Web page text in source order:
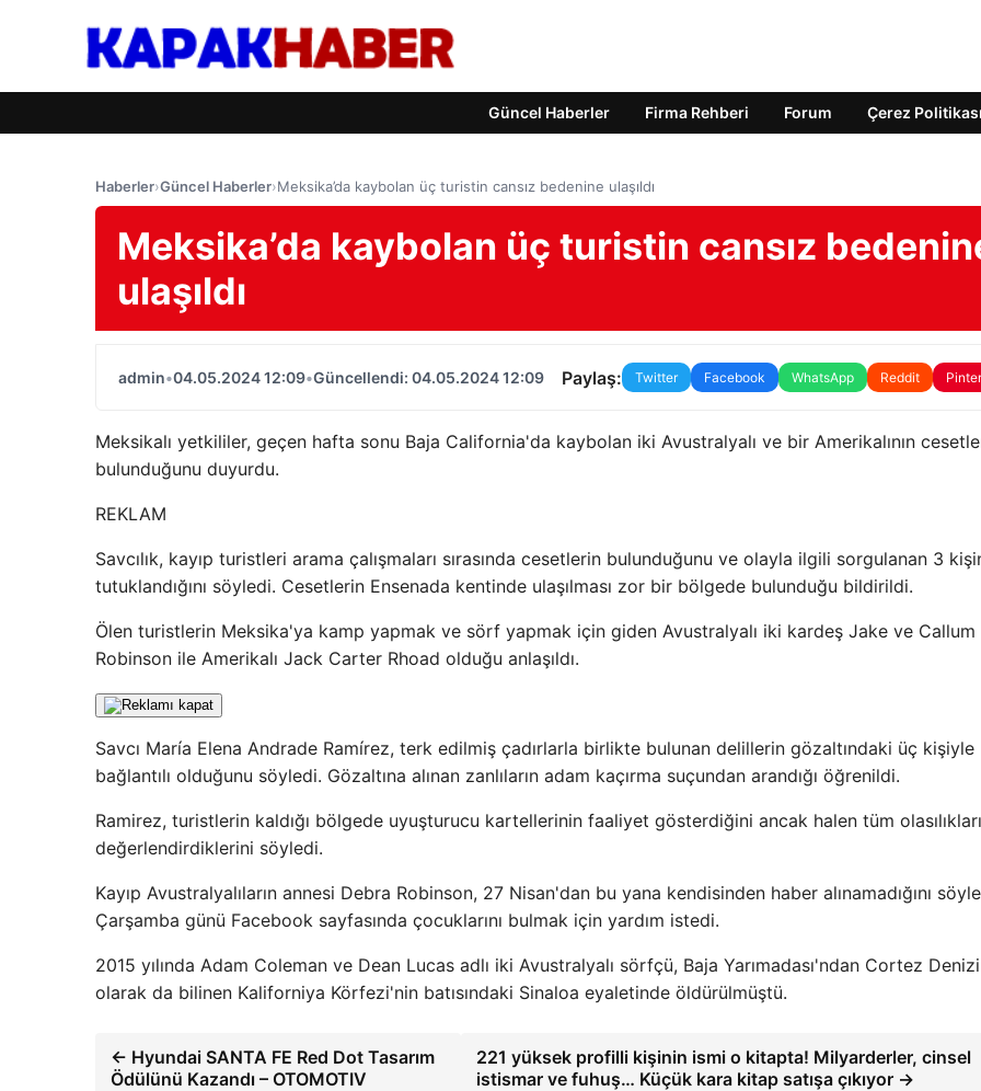
Güncel Haberler Firma Rehberi Forum Çerez Politikası
Haberler›Güncel Haberler›Meksika’da kaybolan üç turistin cansız bedenine ulaşıldı
Meksika’da kaybolan üç turistin cansız
ulaşıldı
admin•04.05.2024 12:09•Güncellendi: 04.05.2024 12:09 Paylaş: Twitter Facebook WhatsApp Reddit
Meksikalı yetkililer, geçen hafta sonu Baja California'da kaybolan iki Avustralyalı ve bir Amerikalının
bulunduğunu duyurdu.
REKLAM
Savcılık, kayıp turistleri arama çalışmaları sırasında cesetlerin bulunduğunu ve olayla ilgili sorgulanan 3
tutuklandığını söyledi. Cesetlerin Ensenada kentinde ulaşılması zor bir bölgede bulunduğu bildirildi.
Ölen turistlerin Meksika'ya kamp yapmak ve sörf yapmak için giden Avustralyalı iki kardeş Jake ve Callum
Robinson ile Amerikalı Jack Carter Rhoad olduğu anlaşıldı.
Savcı María Elena Andrade Ramírez, terk edilmiş çadırlarla birlikte bulunan delillerin gözaltındaki üç kişiyle
bağlantılı olduğunu söyledi. Gözaltına alınan zanlıların adam kaçırma suçundan arandığı öğrenildi.
Ramirez, turistlerin kaldığı bölgede uyuşturucu kartellerinin faaliyet gösterdiğini ancak halen tüm olasılıkları
değerlendirdiklerini söyledi.
Kayıp Avustralyalıların annesi Debra Robinson, 27 Nisan'dan bu yana kendisinden haber alınamadığını
Çarşamba günü Facebook sayfasında çocuklarını bulmak için yardım istedi.
2015 yılında Adam Coleman ve Dean Lucas adlı iki Avustralyalı sörfçü, Baja Yarımadası'ndan Cortez Denizi
olarak da bilinen Kaliforniya Körfezi'nin batısındaki Sinaloa eyaletinde öldürülmüştü.
← Hyundai SANTA FE Red Dot Tasarım
Ödülünü Kazandı – OTOMOTIV
221 yüksek profilli kişinin ismi o kitapta! Milyarderler, cinsel
istismar ve fuhuş… Küçük kara kitap satışa çıkıyor →